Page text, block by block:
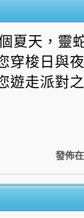
夏天，靈
穿梭日與
遊走派對
發佈在